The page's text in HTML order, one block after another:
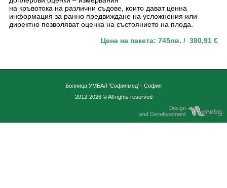
на кръвотока на различни съдове, които дават ценна
информация за ранно предвиждане на усложнения или
директно позволяват оценка на състоянието на плода.
Цена на пакета: 745лв. / 380,91 €
Болница УМБАЛ 'Софиямед' - София
2012-2026 © All rights reserved